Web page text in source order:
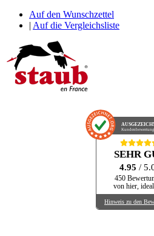
Auf den Wunschzettel
| Auf die Vergleichsliste
SEHR
4.95 /
450
von hier,
Hinweis zu den